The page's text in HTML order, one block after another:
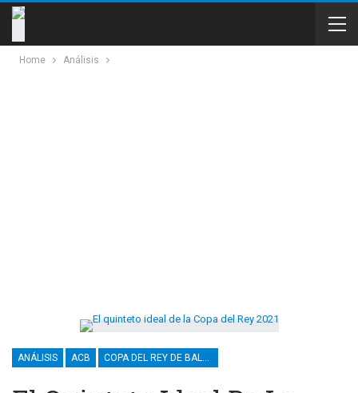
Home Análisis
ANÁLISIS ACB COPA DEL REY DE BALONCESTO